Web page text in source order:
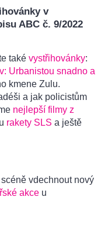
v
ABC č. 9/2022
také vystřihovánky:
Urbanistou snadno a
kmene Zulu.
a jak policistům
nejlepší filmy z
rakety SLS a ještě
vdechnout nový
akce u